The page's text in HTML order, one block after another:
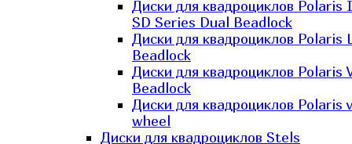
Диски для квадроциклов Polaris
SD Series Dual Beadlock
Диски для квадроциклов Polaris
Beadlock
Диски для квадроциклов Polaris
Beadlock
Диски для квадроциклов Polaris
wheel
Диски для квадроциклов Stels